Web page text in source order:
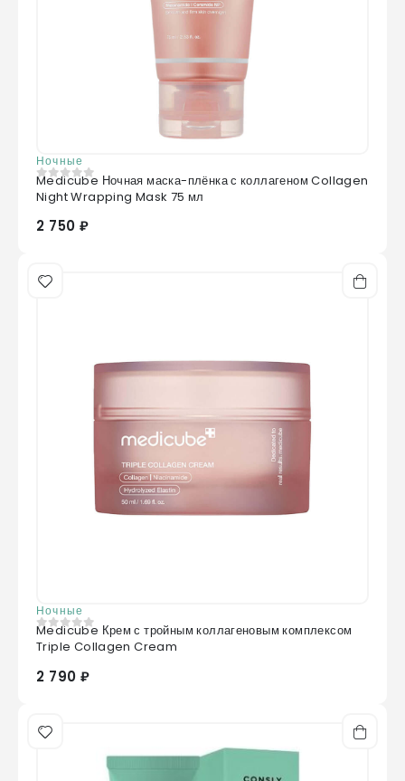
Ночные
0из 5
Medicube Ночная маска-плёнка с коллагеном Collagen
Night Wrapping Mask 75 мл
2 750 ₽
Ночные
0из 5
Medicube Крем с тройным коллагеновым комплексом
Triple Collagen Cream
2 790 ₽